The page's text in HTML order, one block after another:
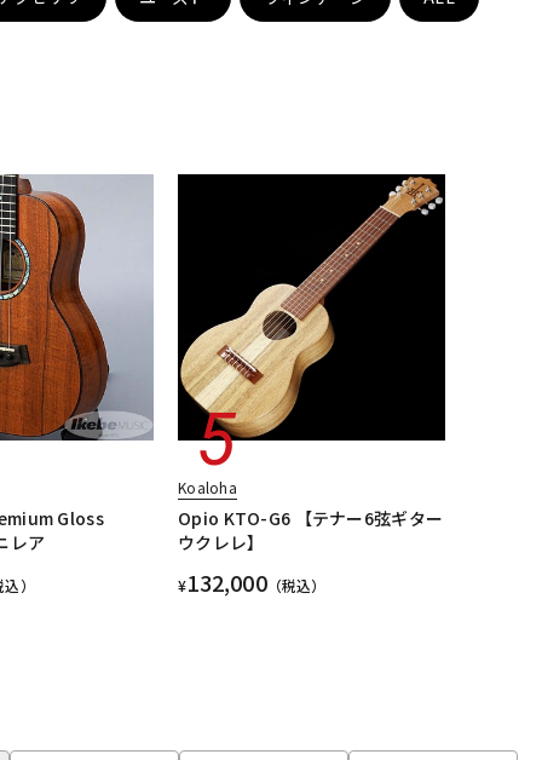
Gloss
レア
込）
Koaloha
Opio KTO-G6 【テナー6弦ギター
ウクレレ】
¥132,000（税込）